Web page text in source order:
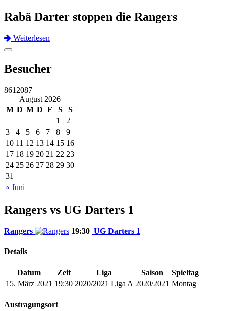
Rabä Darter stoppen die Rangers
Weiterlesen
Previous
Next
Toggle
Besucher
8612087
August 2026
M D M D F S S
« Juni
1
2
3
4 5 6 7 8
9
10 11 12 13 14 15 16
17 18 19 20 21 22 23
24 25 26 27 28 29 30
31
Rangers vs UG Darters 1
Rangers 19:30 UG Darters 1
Details
Datum Zeit Liga Saison
Spieltag
15. März 2021 19:30 2020/2021 Liga A 2020/2021 Montag
Austragungsort